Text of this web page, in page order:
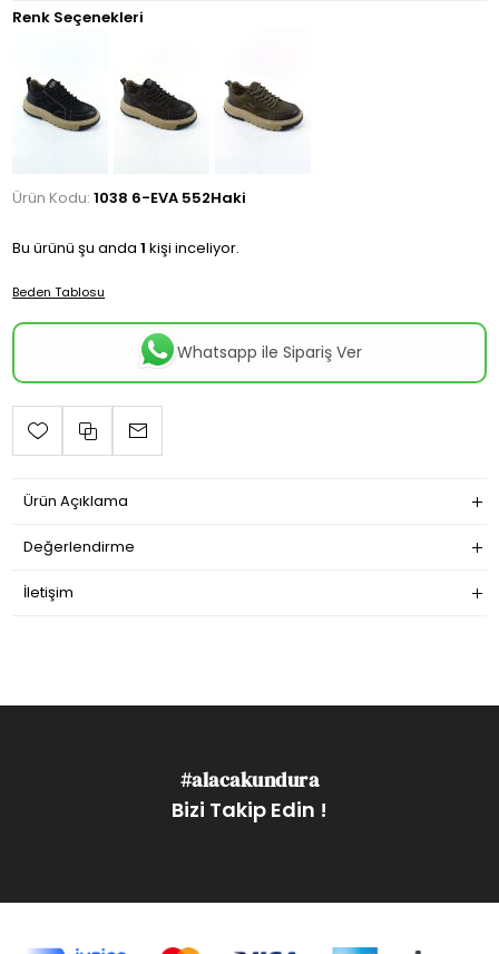
Renk Seçenekleri
Ürün Kodu: 1038 6-EVA 552Haki
Bu ürünü şu anda1 kişi inceliyor.
Beden Tablosu
Whatsapp ile Sipariş Ver
Ürün Açıklama
Değerlendirme
İletişim
#alacakundura
Bizi Takip Edin !